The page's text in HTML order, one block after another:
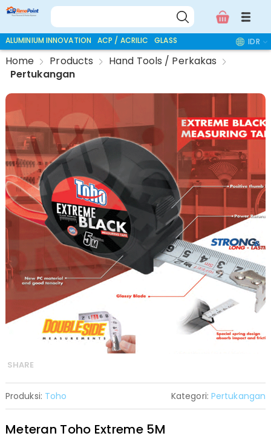
ALUMINIUM INNOVATION ACP / ACRILIC GLASS ACCESSORIES IDR
Home Products
Hand Tools / Perkakas
Pertukangan
SHARE
Produksi: Toho Kategori: Pertukangan
Meteran Toho Extreme 5M